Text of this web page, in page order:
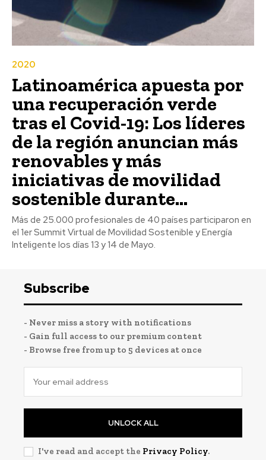
2020
Latinoamérica apuesta por
una recuperación verde
tras el Covid-19: Los líderes
de la región anuncian más
renovables y más
iniciativas de movilidad
sostenible durante...
Más de 25.000 profesionales de 40 países participaron en
el 1er Summit Virtual de Movilidad Sostenible y Energía
Inteligente los días 13 y 14 de Mayo.
Subscribe
- Never miss a story with notifications
- Gain full access to our premium content
- Browse free from up to 5 devices at once
UNLOCK ALL
I've read and accept the Privacy Policy.